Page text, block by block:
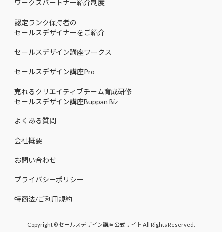
ワークスパートナー紹介制度
認定ランク保持者の
セールスデザイナーをご紹介
セールスデザイン講座ワークス
セールスデザイン講座Pro
売れるクリエイティブチーム育成研修
セールスデザイン講座Buppan Biz
よくある質問
会社概要
お問い合わせ
プライバシーポリシー
特商法/ご利用規約
Copyright © セールスデザイン講座 公式サイト All Rights Reserved.